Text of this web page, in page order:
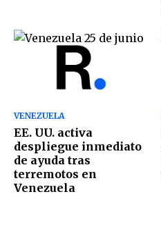
VENEZUELA
EE. UU. activa
despliegue inmediato
de ayuda tras
terremotos en
Venezuela